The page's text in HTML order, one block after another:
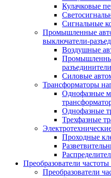
Кулачковые
Сигнальные
Промышленные
выключатели-
Воздушные
разъединители
Силовые
Трансформаторы
Однофазные
Однофазные
Трехфазные
Проходные
Преобразователи
Преобразователи